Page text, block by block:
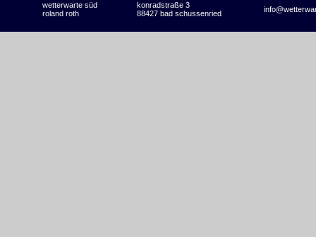
wetterwarte süd konradstraße 3
roland roth 88427 bad schussenried